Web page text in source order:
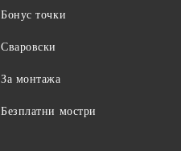
Бонус точки
Сваровски
За монтажа
Безплатни мостри